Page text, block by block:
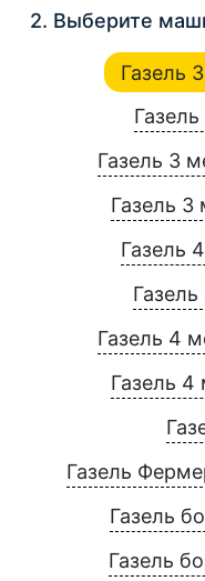
2. Выберите
Газель
Газель 3
Газель 3
Газель
Газель 4
Газель 4
Газель
Газель
Газель